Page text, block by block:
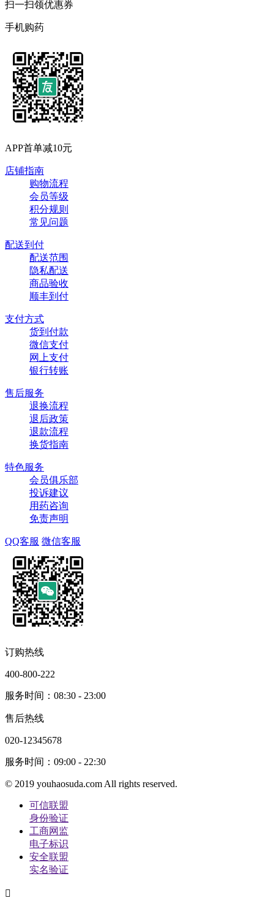
扫一扫领优惠券
手机购药
APP首单减10元
店铺指南
购物流程
会员等级
积分规则
常见问题
配送到付
配送范围
隐私配送
商品验收
顺丰到付
支付方式
货到付款
微信支付
网上支付
银行转账
售后服务
退换流程
退后政策
退款流程
换货指南
特色服务
会员俱乐部
投诉建议
用药咨询
免责声明
QQ客服 微信客服
订购热线
400-800-222
服务时间：08:30 - 23:00
售后热线
020-12345678
服务时间：09:00 - 22:30
© 2019 youhaosuda.com All rights reserved.
可信联盟
身份验证
工商网监
电子标识
安全联盟
实名验证
